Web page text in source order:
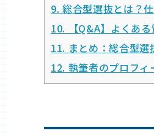
9. 総合型選抜とは？
10. 【Q&A】よくあ
11. まとめ：総合型
12. 執筆者のプロフィ